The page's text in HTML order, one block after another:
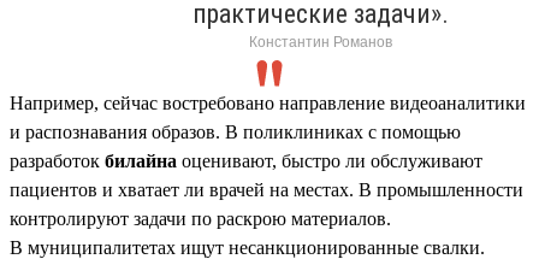
практические задачи».
Константин Романов
Например, сейчас востребовано направление видеоаналитики
и распознавания образов. В поликлиниках с помощью
разработок билайна оценивают, быстро ли обслуживают
пациентов и хватает ли врачей на местах. В промышленности
контролируют задачи по раскрою материалов.
В муниципалитетах ищут несанкционированные свалки.